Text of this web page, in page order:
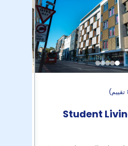
)
Student